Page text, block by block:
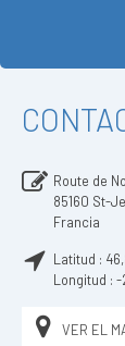
Route de
85160 St-
Francia
Latitud :
Longitud : -
VER EL